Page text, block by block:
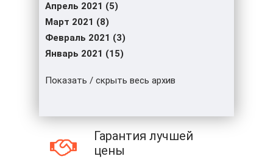
Апрель 2021 (5)
Март 2021 (8)
Февраль 2021 (3)
Январь 2021 (15)
Показать / скрыть весь архив
Гарантия лучшей
цены